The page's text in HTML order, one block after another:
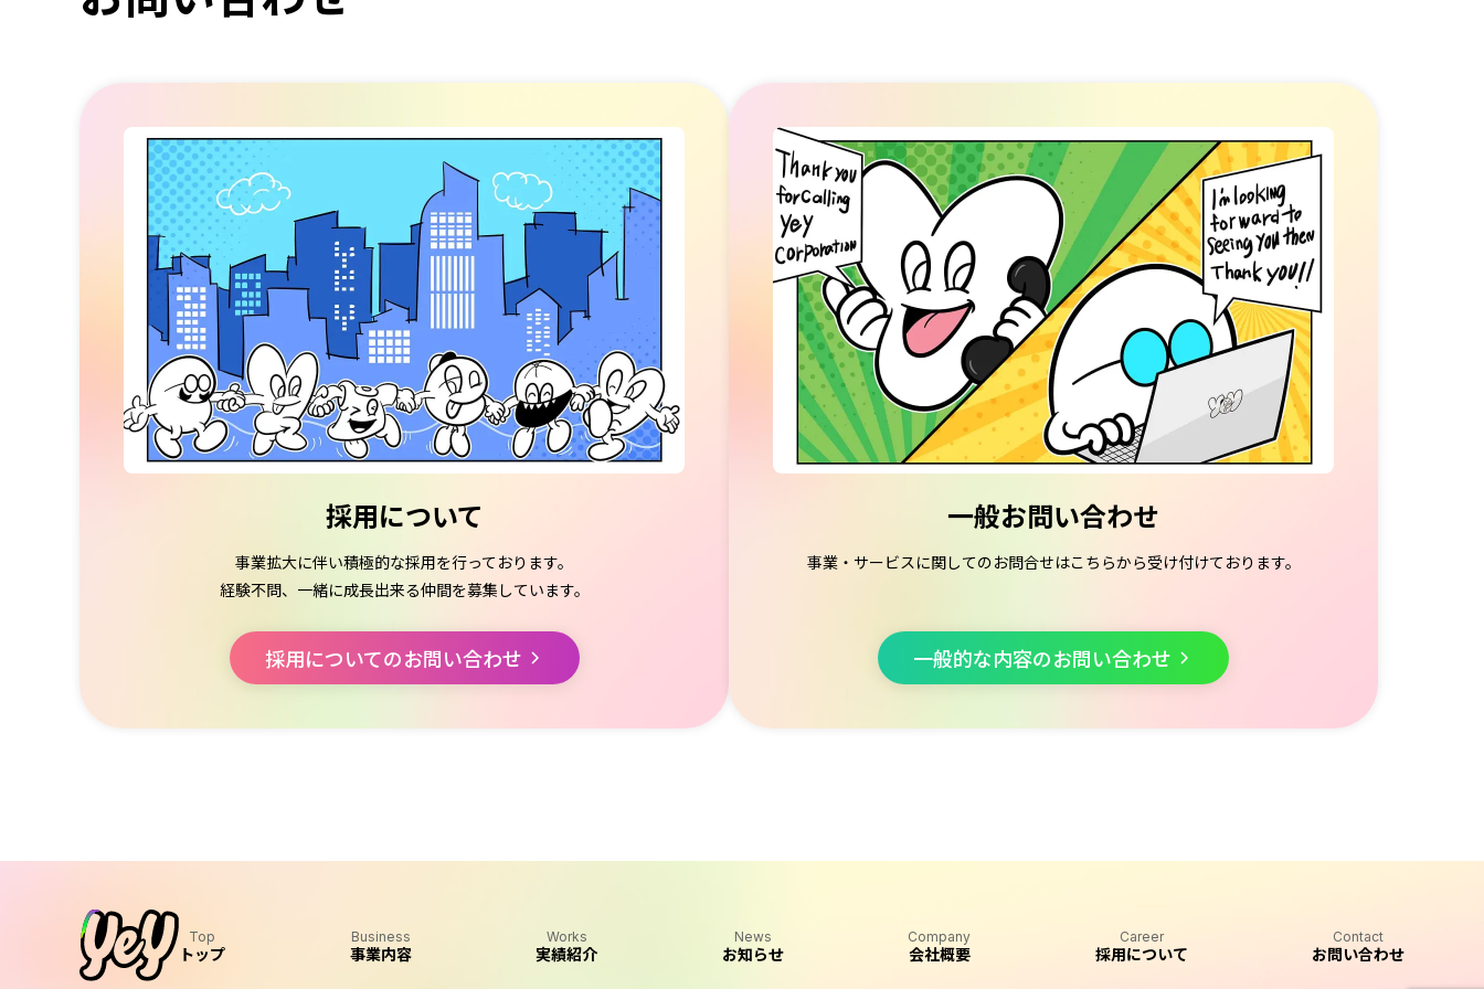
採用について
事業拡大に伴い積極的な採用を行っております。
経験不問、一緒に成長出来る仲間を募集しています。
採用についてのお問い合わせ
一般お問い合わせ
事業・サービスに関してのお問合せはこちらから受け付けております。
一般的な内容のお問い合わせ
Top
トップ
Business
事業内容
Works
実績紹介
News
お知らせ
Company
会社概要
Career
採用について
Contact
お問い合わせ